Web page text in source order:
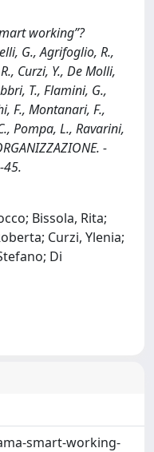
working”?
G., Agrifoglio, R.,
Curzi, Y., De Molli,
T., Flamini, G.,
F., Montanari, F.,
Pompa, L., Ravarini,
-
45.
Bissola, Rita;
Curzi, Ylenia;
Di
smart-working-